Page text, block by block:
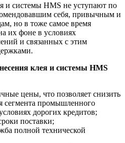
и системы HMS не уступают по
себя, привычным и
но в тоже самое время
их фоне в условиях
и связанных с этим
клея и системы HMS
цены, что позволяет снизить
сегмента промышленного
дорогих кредитов;
поставки;
полной технической